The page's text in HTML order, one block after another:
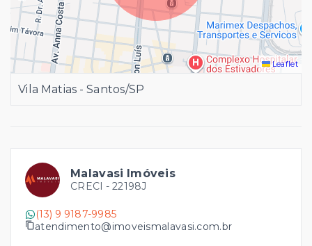
Malavasi Imóveis
CRECI - 22198J
(13) 9 9187-9985
atendimento@imoveismalavasi.com.br
Leaflet
Vila Matias - Santos/SP